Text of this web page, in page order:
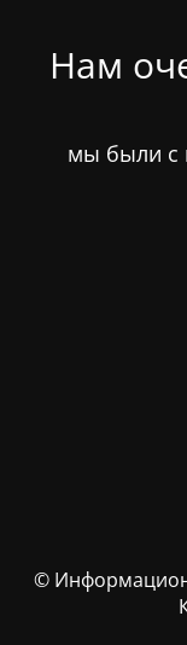
Нам
мы были с
©